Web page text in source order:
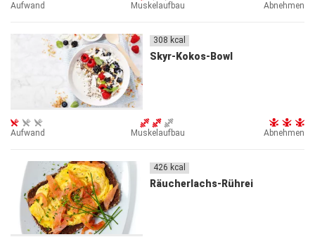
Aufwand Muskelaufbau Abnehmen
308 kcal
Skyr-Kokos-Bowl
Aufwand Muskelaufbau Abnehmen
426 kcal
Räucherlachs-Rührei